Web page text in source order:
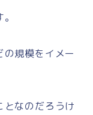
規模をイメー
となのだろうけ